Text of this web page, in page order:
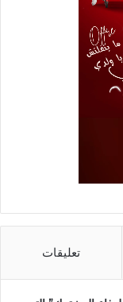
تعليقات